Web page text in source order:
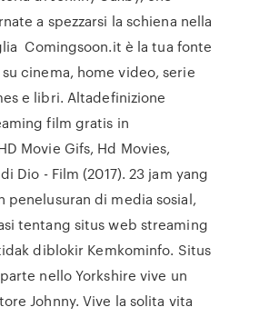
a spezzarsi la schiena nella
Comingsoon.it è la tua fonte
cinema, home video, serie
e libri. Altadefinizione
film gratis in
Movie Gifs, Hd Movies,
Dio - Film (2017). 23 jam yang
penelusuran di media sosial,
tentang situs web streaming
diblokir Kemkominfo. Situs
nello Yorkshire vive un
Johnny. Vive la solita vita